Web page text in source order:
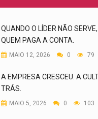
QUANDO O LÍDER NÃO
QUEM PAGA A CONTA.
MAIO 12, 2026 0 79
A EMPRESA CRESCEU. A
TRÁS.
MAIO 5, 2026 0 103